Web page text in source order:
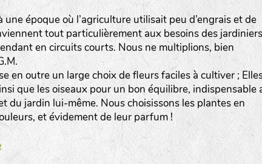
époque où l’agriculture utilisait peu d’engrais et de
tout particulièrement aux besoins des
en circuits courts. Nous ne multiplions, bien
en outre un large choix de fleurs faciles à cultiver ;
que les oiseaux pour un bon équilibre, indispensable
du jardin lui-même. Nous choisissons les plantes en
et évidement de leur parfum !